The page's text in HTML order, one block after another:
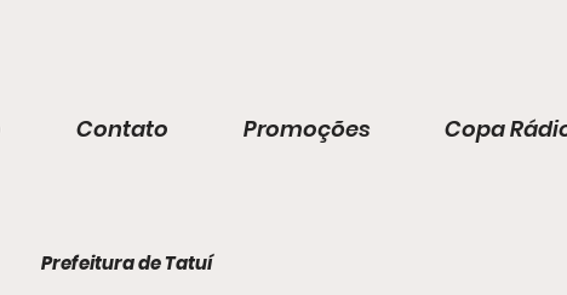
Contato Promoções Copa
Prefeitura de Tatuí